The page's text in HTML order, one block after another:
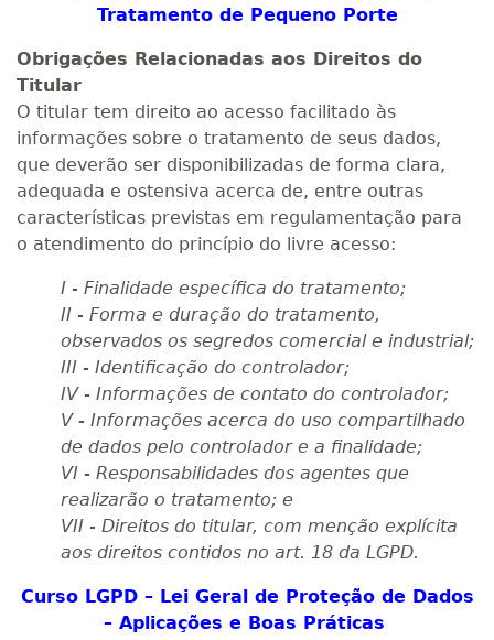
Tratamento de Pequeno Porte
Obrigações Relacionadas aos Direitos do
Titular
O titular tem direito ao acesso facilitado às
informações sobre o tratamento de seus dados,
que deverão ser disponibilizadas de forma clara,
adequada e ostensiva acerca de, entre outras
características previstas em regulamentação para
o atendimento do princípio do livre acesso:
I - Finalidade específica do tratamento;
II - Forma e duração do tratamento,
observados os segredos comercial e industrial;
III - Identificação do controlador;
IV - Informações de contato do controlador;
V - Informações acerca do uso compartilhado
de dados pelo controlador e a finalidade;
VI - Responsabilidades dos agentes que
realizarão o tratamento; e
VII - Direitos do titular, com menção explícita
aos direitos contidos no art. 18 da LGPD.
Curso LGPD – Lei Geral de Proteção de Dados
– Aplicações e Boas Práticas